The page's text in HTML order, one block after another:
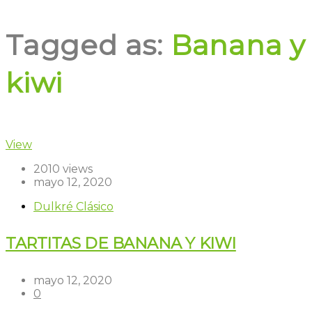
Tagged as: Banana y
kiwi
View
2010 views
mayo 12, 2020
Dulkré Clásico
TARTITAS DE BANANA Y KIWI
mayo 12, 2020
0